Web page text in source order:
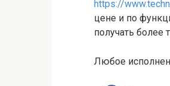
https://
цене и по
получать более
Любое